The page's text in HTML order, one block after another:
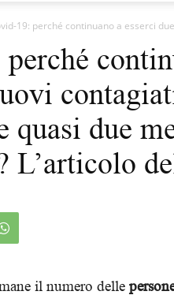
19: perché continuano a esserci
quasi due
L’articolo
il numero delle